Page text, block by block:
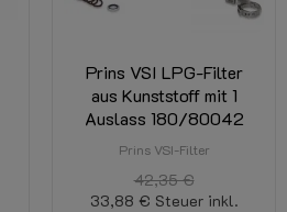
Prins VSI LPG-Filter
aus Kunststoff mit 1
Auslass 180/80042
Prins VSI-Filter
42,35 €
33,88 € Steuer inkl.